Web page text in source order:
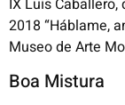
IX Luis
2018 “Háblame,
Museo de Arte
Boa Mistura